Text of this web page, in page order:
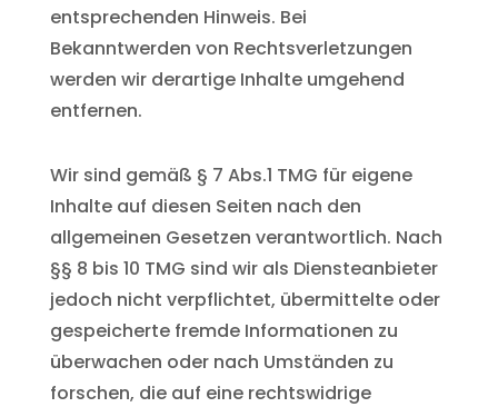
entsprechenden Hinweis. Bei
Bekanntwerden von Rechtsverletzungen
werden wir derartige Inhalte umgehend
entfernen.
Wir sind gemäß § 7 Abs.1 TMG für eigene
Inhalte auf diesen Seiten nach den
allgemeinen Gesetzen verantwortlich. Nach
§§ 8 bis 10 TMG sind wir als Diensteanbieter
jedoch nicht verpflichtet, übermittelte oder
gespeicherte fremde Informationen zu
überwachen oder nach Umständen zu
forschen, die auf eine rechtswidrige